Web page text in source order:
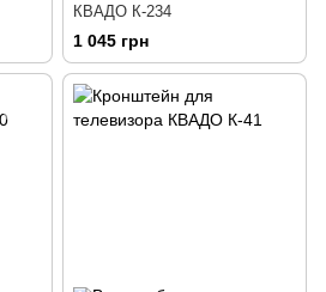
КВАДО К-234
1 045 грн